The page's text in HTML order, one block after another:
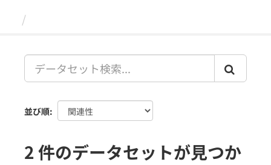
並び順
2 件のデータセットが見つか